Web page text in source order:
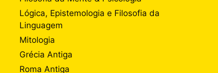
Lógica, Epistemologia e Filosofia da
Linguagem
Mitologia
Grécia Antiga
Roma Antiga